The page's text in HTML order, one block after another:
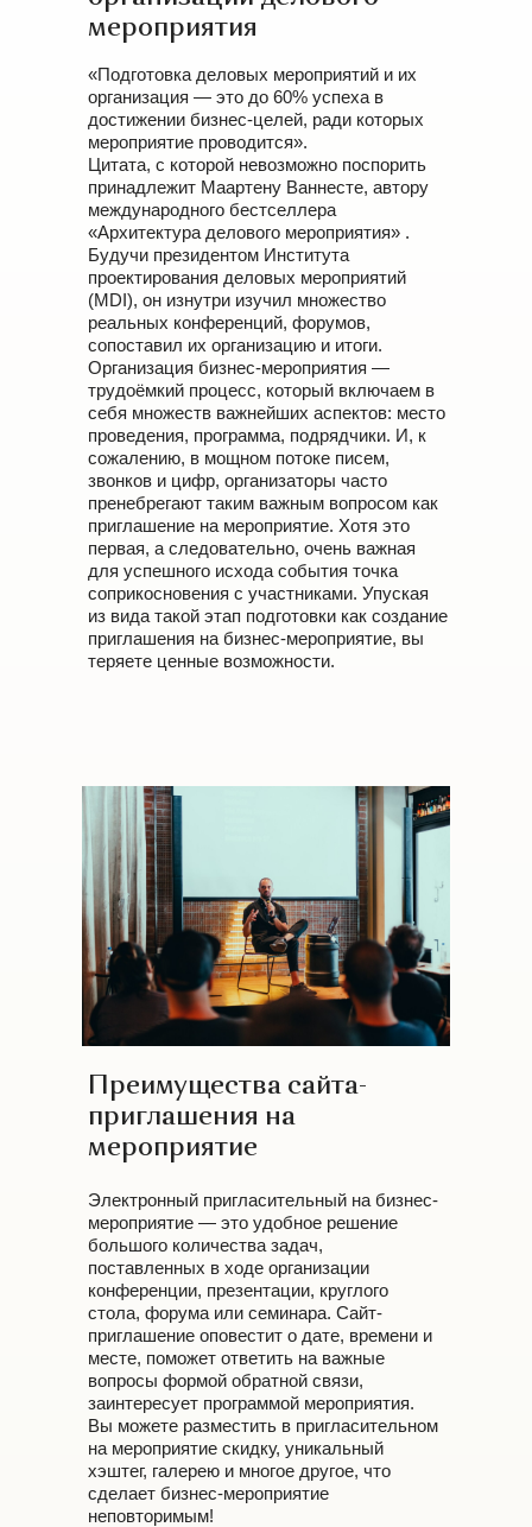
мероприятия
«Подготовка деловых мероприятий и их
организация — это до 60% успеха в
достижении бизнес-целей, ради которых
мероприятие проводится».
Цитата, с которой невозможно поспорить
принадлежит Маартену Ваннесте, автору
международного бестселлера
«Архитектура делового мероприятия» .
Будучи президентом Института
проектирования деловых мероприятий
(MDI), он изнутри изучил множество
реальных конференций, форумов,
сопоставил их организацию и итоги.
Организация бизнес-мероприятия —
трудоёмкий процесс, который включаем в
себя множеств важнейших аспектов: место
проведения, программа, подрядчики. И, к
сожалению, в мощном потоке писем,
звонков и цифр, организаторы часто
пренебрегают таким важным вопросом как
приглашение на мероприятие. Хотя это
первая, а следовательно, очень важная
для успешного исхода события точка
соприкосновения с участниками. Упуская
из вида такой этап подготовки как создание
приглашения на бизнес-мероприятие, вы
теряете ценные возможности.
Преимущества сайта-
приглашения на
мероприятие
Электронный пригласительный на бизнес-
мероприятие — это удобное решение
большого количества задач,
поставленных в ходе организации
конференции, презентации, круглого
стола, форума или семинара. Сайт-
приглашение оповестит о дате, времени и
месте, поможет ответить на важные
вопросы формой обратной связи,
заинтересует программой мероприятия.
Вы можете разместить в пригласительном
на мероприятие скидку, уникальный
хэштег, галерею и многое другое, что
сделает бизнес-мероприятие
неповторимым!